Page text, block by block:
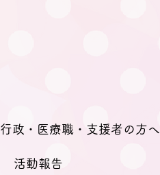
行政・医療職・支援者の方へ
活動報告